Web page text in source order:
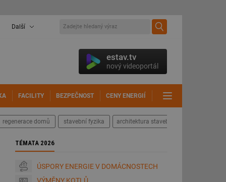
Další
estav.tv
nový videoportál
FACILITY BEZPEČNOST CENY ENERGIÍ
regenerace domů stavební fyzika architektura staveb
TÉMATA 2026
ÚSPORY ENERGIE V DOMÁCNOSTECH